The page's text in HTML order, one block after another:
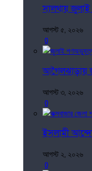
সালথায়
আগস্ট ৫, ২০২৬
0
আগৈলঝাড়ায়
আগস্ট ৩, ২০২৬
0
ইসলামী
আগস্ট ২, ২০২৬
0